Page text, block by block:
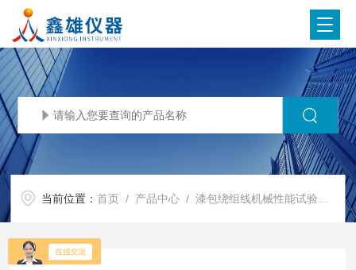
当前位置：首页 / 产品中心 /漆包绕组线机械性能试验仪 /